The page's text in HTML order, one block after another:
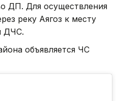
ДП. Для осуществления
реку Аягоз к месту
ДЧС.
объявляется ЧС